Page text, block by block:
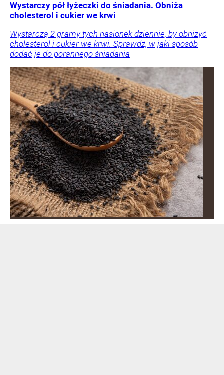
Wystarczy pół łyżeczki do śniadania. Obniża
cholesterol i cukier we krwi
Wystarczą 2 gramy tych nasionek dziennie, by obniżyć
cholesterol i cukier we krwi. Sprawdź, w jaki sposób
dodać je do porannego śniadania